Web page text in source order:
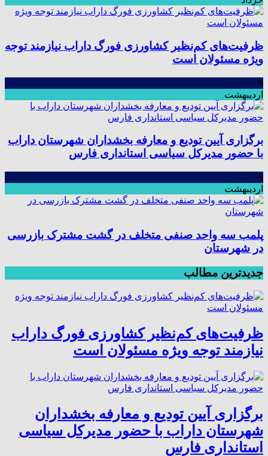
ظرفیت‌های کم‌نظیر کشاورزی فورگ داراب نیازمند توجه
ویژه مسئولان است
۰۹
اردیبهشت
برگزاری آیین تودیع و معارفه بخشداران شهرستان داراب
با حضور مدیرکل سیاسی استانداری فارس
۰۹
اردیبهشت
پلمب سه واحد صنفی متخلف در گشت مشترک بازرسی
در شهرستان
جدیدترین مطالب
ظرفیت‌های کم‌نظیر کشاورزی فورگ داراب
نیازمند توجه ویژه مسئولان است
برگزاری آیین تودیع و معارفه بخشداران
شهرستان داراب با حضور مدیرکل سیاسی
استانداری فارس